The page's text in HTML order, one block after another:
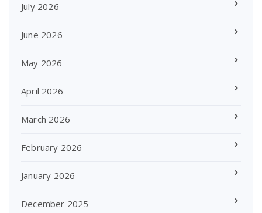
July 2026
June 2026
May 2026
April 2026
March 2026
February 2026
January 2026
December 2025